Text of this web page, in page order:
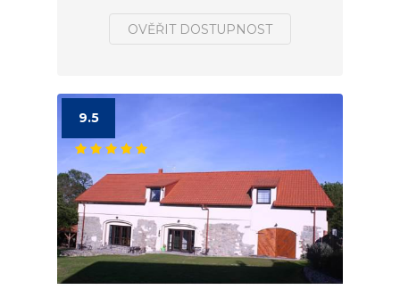
OVĚŘIT DOSTUPNOST
9.5